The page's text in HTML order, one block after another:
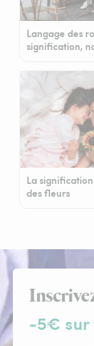
Langage des
signification,
La
des fleurs
-5€ sur